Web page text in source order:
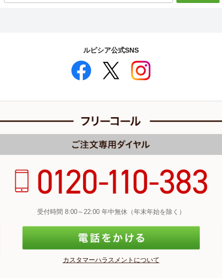
ルピシア公式SNS
受付時間 8:00～22:00 年中無休（年末年始を除く）
カスタマーハラスメントについて